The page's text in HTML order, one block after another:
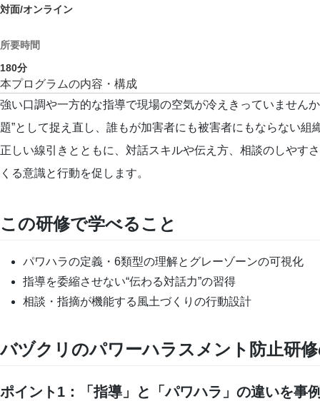
対面/オンライン
所要時間
180分
本プログラムの内容・構成
強い口調や一方的な指導で現場の空気が冷えきっていません
題”として捉え直し、誰もが加害者にも被害者にもならない組
正しい線引きとともに、対話スキルや伝え方、相談のしやす
くる意識と行動を促します。
この研修で学べること
パワハラの定義・6類型の理解とグレーゾーンの可視化
指導を委縮させない“伝わる対話力”の習得
相談・指摘が機能する風土づくりの行動設計
バヅクリのパワーハラスメント防止研
ポイント1：「指導」と「パワハラ」の違いを事